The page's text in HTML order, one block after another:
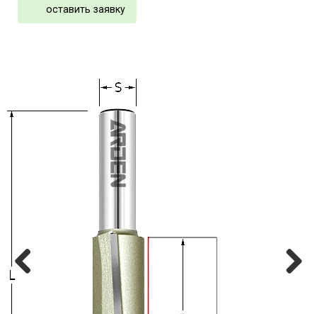
оставить заявку
Previ